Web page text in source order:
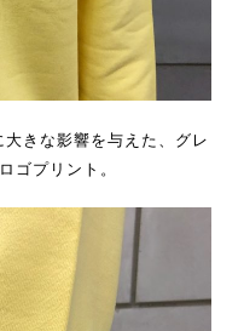
きな影響を与えた、グレ
ゴプリント。